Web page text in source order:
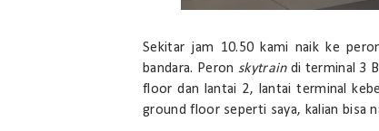
Sekitar jam 10.50 kami naik ke
bandara. Peron skytraindi terminal 3
floor dan lantai 2, lantai terminal
ground floor seperti saya, kalian bisa